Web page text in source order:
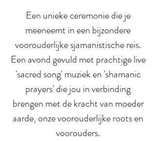
Een unieke ceremonie die je
meeneemt in een bijzondere
voorouderlijke sjamanistische reis.
Een avond gevuld met prachtige live
'sacred song' muziek en 'shamanic
prayers' die jou in verbinding
brengen met de kracht van moeder
aarde, onze voorouderlijke roots en
voorouders.